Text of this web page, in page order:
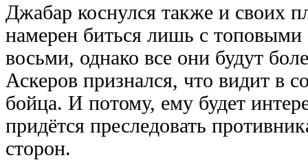
Джабар коснулся также и своих
намерен биться лишь с топовыми
восьми, однако все они будут
Аскеров признался, что видит в
бойца. И потому, ему будет
придётся преследовать
сторон.